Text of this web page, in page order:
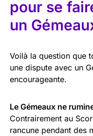
pour se
un
Voilà la question que
une dispute avec un
encourageante.
Le Gémeaux ne
Contrairement au
rancune pendant des